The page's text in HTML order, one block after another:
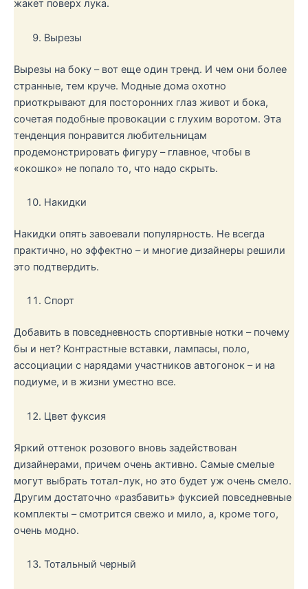
жакет поверх лука.
Вырезы
Вырезы на боку – вот еще один тренд. И чем они более
странные, тем круче. Модные дома охотно
приоткрывают для посторонних глаз живот и бока,
сочетая подобные провокации с глухим воротом. Эта
тенденция понравится любительницам
продемонстрировать фигуру – главное, чтобы в
«окошко» не попало то, что надо скрыть.
Накидки
Накидки опять завоевали популярность. Не всегда
практично, но эффектно – и многие дизайнеры решили
это подтвердить.
Спорт
Добавить в повседневность спортивные нотки – почему
бы и нет? Контрастные вставки, лампасы, поло,
ассоциации с нарядами участников автогонок – и на
подиуме, и в жизни уместно все.
Цвет фуксия
Яркий оттенок розового вновь задействован
дизайнерами, причем очень активно. Самые смелые
могут выбрать тотал-лук, но это будет уж очень смело.
Другим достаточно «разбавить» фуксией повседневные
комплекты – смотрится свежо и мило, а, кроме того,
очень модно.
Тотальный черный